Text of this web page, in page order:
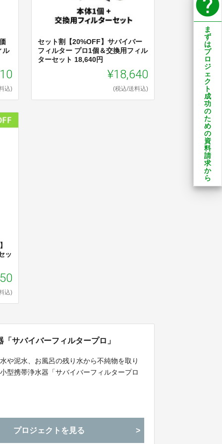
ル
込)
セット割【20%OFF】サバイバー
フィルター プロ1個＆交換用フィル
ターセット 18,640円
¥18,640
(税込/送料込)
ッ
込)
サバイバーフィルタープロ」
や泥水、お風呂の残り水から不純物を取り
型携帯浄水器「サバイバーフィルタープロ
プロジェクトを見る
ま
ず
は
プ
ロ
ジ
ェ
ク
ト
成
功
の
た
め
の
資
料
請
求
か
ら